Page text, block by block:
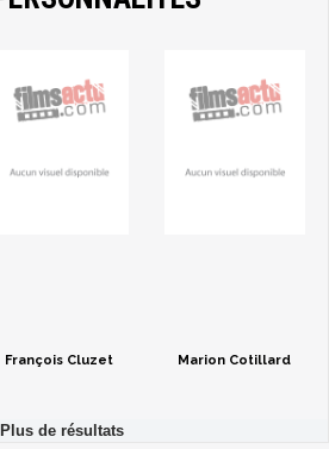
François Cluzet Marion Cotillard